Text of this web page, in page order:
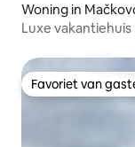
Woning in
Luxe
Favoriet van
Favoriet van